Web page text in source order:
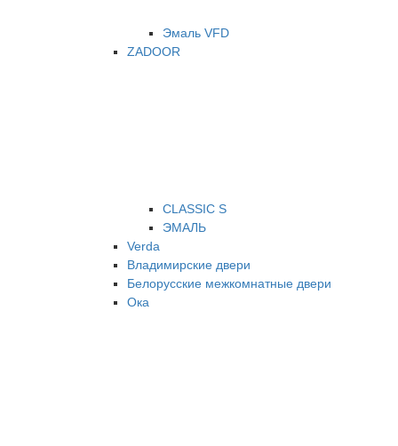
Эмаль VFD
ZADOOR
CLASSIC S
ЭМАЛЬ
Verda
Владимирские двери
Белорусские межкомнатные двери
Ока